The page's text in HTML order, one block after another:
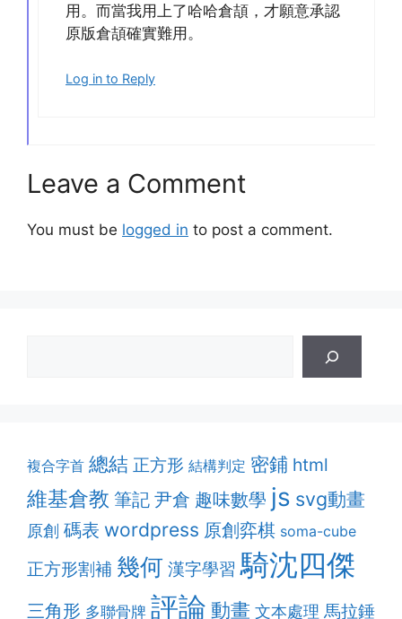
用。而當我用上了哈哈倉頡，才願意承認
原版倉頡確實難用。
Log in to Reply
Leave a Comment
You must be logged in to post a comment.
複合字首 總結 正方形 結構判定 密鋪 html
維基倉教 筆記 尹倉 趣味數學 js svg動畫
原創 碼表 wordpress 原創弈棋 soma-cube
正方形割補 幾何 漢字學習 騎沈四傑
三角形 多聯骨牌 評論 動畫 文本處理 馬拉錘